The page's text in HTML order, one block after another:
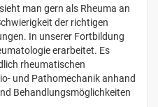
man gern als Rheuma an
der richtigen
In unserer Fortbildung
erarbeitet. Es
rheumatischen
und Pathomechanik anhand
Behandlungsmöglichkeiten